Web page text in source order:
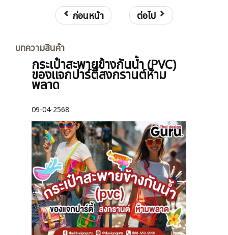
ก่อนหน้า ต่อไป
บทความสินค้า
กระเป๋าสะพายข้างกันน้ำ (PVC)
ของแจกปาร์ตี้สงกรานต์ห้าม
พลาด
09-04-2568